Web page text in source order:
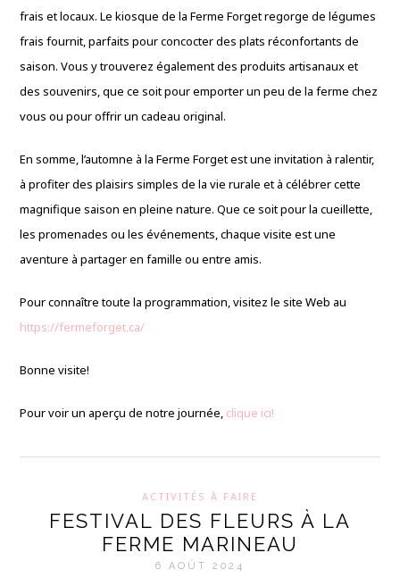
frais et locaux. Le kiosque de la Ferme Forget regorge de légumes
frais fournit, parfaits pour concocter des plats réconfortants de
saison. Vous y trouverez également des produits artisanaux et
des souvenirs, que ce soit pour emporter un peu de la ferme chez
vous ou pour offrir un cadeau original.
En somme, l’automne à la Ferme Forget est une invitation à ralentir,
à profiter des plaisirs simples de la vie rurale et à célébrer cette
magnifique saison en pleine nature. Que ce soit pour la cueillette,
les promenades ou les événements, chaque visite est une
aventure à partager en famille ou entre amis.
Pour connaître toute la programmation, visitez le site Web au
https://fermeforget.ca/
Bonne visite!
Pour voir un aperçu de notre journée, clique ici!
ACTIVITÉS À FAIRE
FESTIVAL DES FLEURS À LA
FERME MARINEAU
6 AOÛT 2024